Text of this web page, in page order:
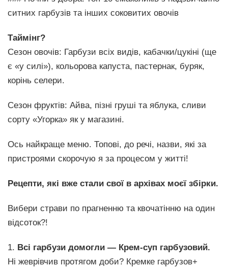
ситних гарбузів та інших соковитих овочів
Таймінг?
Сезон овочів: Гарбузи всіх видів, кабачки/цукіні (ще
є «у силі»), кольорова капуста, пастернак, буряк,
корінь селери.
Сезон фруктів: Айва, пізні груші та яблука, сливи
сорту «Угорка» як у магазині.
Ось найкраще меню. Топові, до речі, назви, які за
пристроями скорочую я за процесом у житті!
Рецепти, які вже стали свої в архівах моєї збірки.
Вибери страви по прагненню та квочатінню на один
відсоток?!
1. Всі гарбузи домогли — Крем-cуп гарбузовий.
Ні жеврівчив протягом доби? Кремке гарбузов+